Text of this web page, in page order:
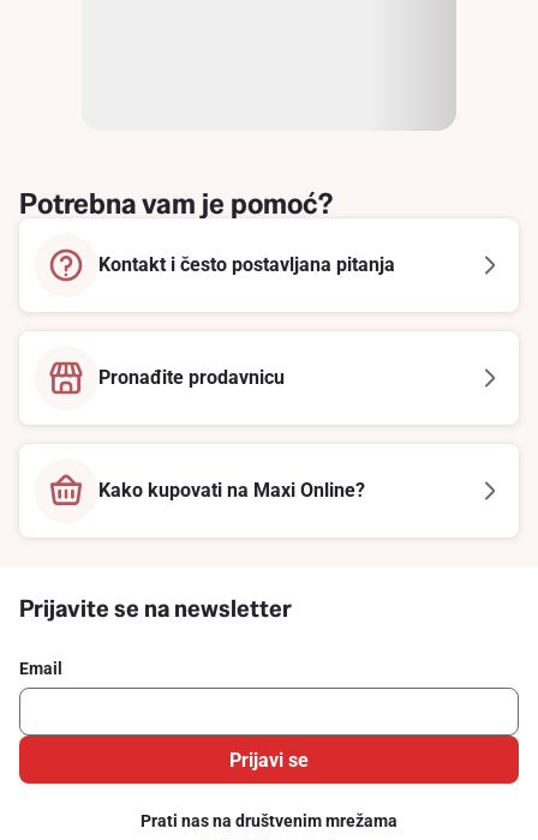
Potrebna vam je pomoć?
Kontakt i često postavljana pitanja
Pronađite prodavnicu
Kako kupovati na Maxi Online?
Prijavite se na newsletter
Email
Prijavi se
Prati nas na društvenim mrežama